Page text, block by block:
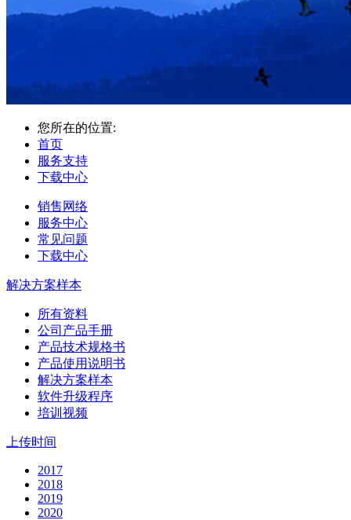
您所在的位置:
首页
服务支持
下载中心
销售网络
服务中心
常见问题
下载中心
解决方案样本
所有资料
公司产品手册
产品技术规格书
产品使用说明书
解决方案样本
软件升级程序
培训视频
上传时间
2017
2018
2019
2020